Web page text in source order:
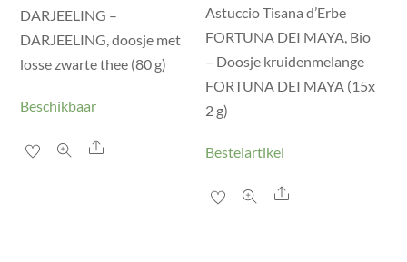
DARJEELING –
DARJEELING, doosje met
losse zwarte thee (80 g)
Beschikbaar
Share
Astuccio Tisana d’Erbe
FORTUNA DEI MAYA, Bio
– Doosje kruidenmelange
FORTUNA DEI MAYA (15x
2 g)
Bestelartikel
Share